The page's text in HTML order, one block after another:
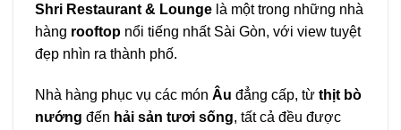
Shri Restaurant & Lounge là một trong những nhà
hàng rooftop nổi tiếng nhất Sài Gòn, với view tuyệt
đẹp nhìn ra thành phố.
Nhà hàng phục vụ các món Âu đẳng cấp, từ thịt bò
nướng đến hải sản tươi sống, tất cả đều được